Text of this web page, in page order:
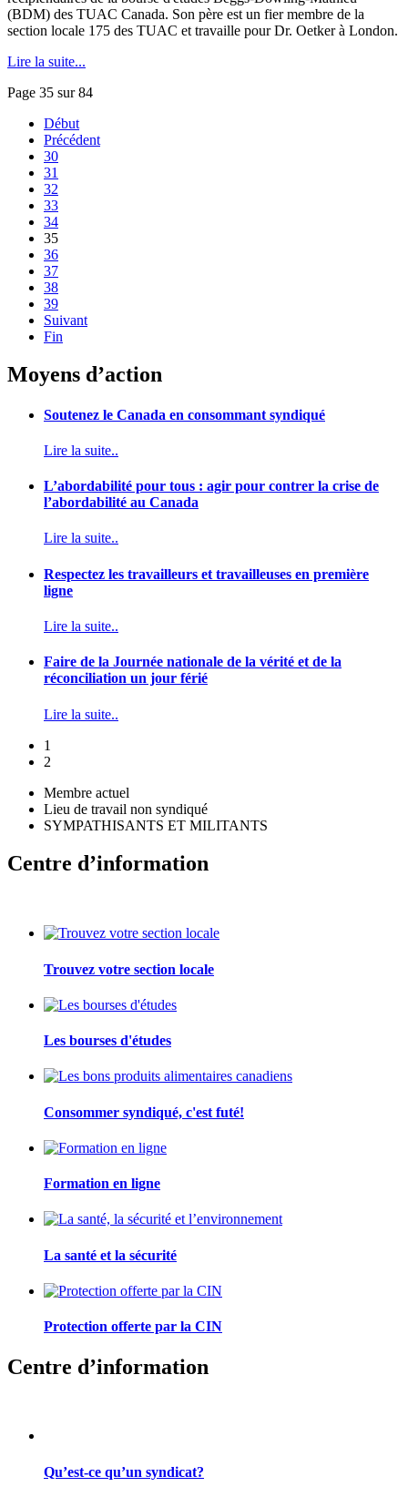
(BDM) des TUAC Canada. Son père est un fier membre de la
section locale 175 des TUAC et travaille pour Dr. Oetker à London.
Lire la suite...
Page 35 sur 84
Début
Précédent
30
31
32
33
34
35
36
37
38
39
Suivant
Fin
Moyens d’action
Soutenez le Canada en consommant syndiqué
Lire la suite..
L’abordabilité pour tous : agir pour contrer la crise de
l’abordabilité au Canada
Lire la suite..
Respectez les travailleurs et travailleuses en première
ligne
Lire la suite..
Faire de la Journée nationale de la vérité et de la
réconciliation un jour férié
Lire la suite..
1
2
Membre actuel
Lieu de travail non syndiqué
SYMPATHISANTS ET MILITANTS
Centre d’information
Trouvez votre section locale
Les bourses d'études
Consommer syndiqué, c'est futé!
Formation en ligne
La santé et la sécurité
Protection offerte par la CIN
Centre d’information
Qu’est-ce qu’un syndicat?